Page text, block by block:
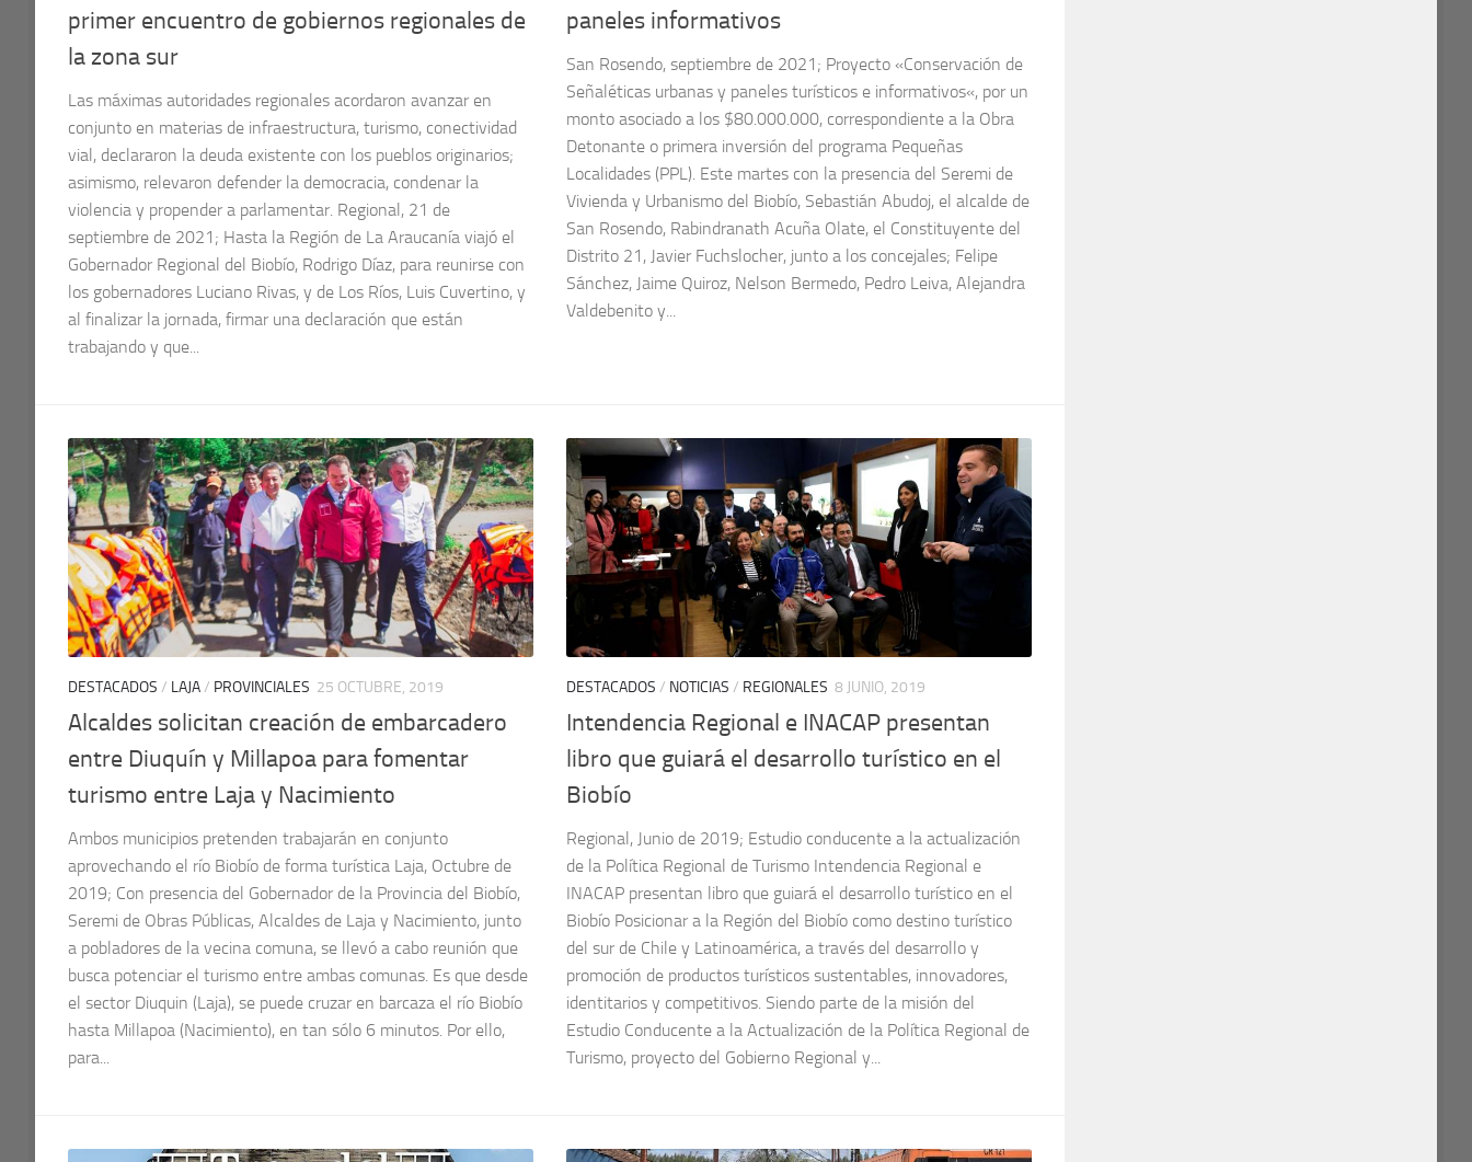
primer encuentro de gobiernos regionales de
la zona sur
Las máximas autoridades regionales acordaron avanzar en
conjunto en materias de infraestructura, turismo, conectividad
vial, declararon la deuda existente con los pueblos originarios;
asimismo, relevaron defender la democracia, condenar la
violencia y propender a parlamentar. Regional, 21 de
septiembre de 2021; Hasta la Región de La Araucanía viajó el
Gobernador Regional del Biobío, Rodrigo Díaz, para reunirse con
los gobernadores Luciano Rivas, y de Los Ríos, Luis Cuvertino, y
al finalizar la jornada, firmar una declaración que están
trabajando y que...
paneles informativos
San Rosendo, septiembre de 2021; Proyecto «Conservación de
Señaléticas urbanas y paneles turísticos e informativos«, por un
monto asociado a los $80.000.000, correspondiente a la Obra
Detonante o primera inversión del programa Pequeñas
Localidades (PPL). Este martes con la presencia del Seremi de
Vivienda y Urbanismo del Biobío, Sebastián Abudoj, el alcalde de
San Rosendo, Rabindranath Acuña Olate, el Constituyente del
Distrito 21, Javier Fuchslocher, junto a los concejales; Felipe
Sánchez, Jaime Quiroz, Nelson Bermedo, Pedro Leiva, Alejandra
Valdebenito y...
DESTACADOS / LAJA/ PROVINCIALES 25 OCTUBRE, 2019
Alcaldes solicitan creación de embarcadero
entre Diuquín y Millapoa para fomentar
turismo entre Laja y Nacimiento
Ambos municipios pretenden trabajarán en conjunto
aprovechando el río Biobío de forma turística Laja, Octubre de
2019; Con presencia del Gobernador de la Provincia del Biobío,
Seremi de Obras Públicas, Alcaldes de Laja y Nacimiento, junto
a pobladores de la vecina comuna, se llevó a cabo reunión que
busca potenciar el turismo entre ambas comunas. Es que desde
el sector Diuquin (Laja), se puede cruzar en barcaza el río Biobío
hasta Millapoa (Nacimiento), en tan sólo 6 minutos. Por ello,
para...
DESTACADOS / NOTICIAS / REGIONALES 8 JUNIO, 2019
Intendencia Regional e INACAP presentan
libro que guiará el desarrollo turístico en el
Biobío
Regional, Junio de 2019; Estudio conducente a la actualización
de la Política Regional de Turismo Intendencia Regional e
INACAP presentan libro que guiará el desarrollo turístico en el
Biobío Posicionar a la Región del Biobío como destino turístico
del sur de Chile y Latinoamérica, a través del desarrollo y
promoción de productos turísticos sustentables, innovadores,
identitarios y competitivos. Siendo parte de la misión del
Estudio Conducente a la Actualización de la Política Regional de
Turismo, proyecto del Gobierno Regional y...